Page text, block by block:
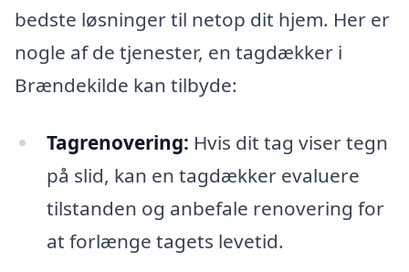
bedste løsninger til netop dit hjem. Her er
nogle af de tjenester, en tagdækker i
Brændekilde kan tilbyde:
Tagrenovering: Hvis dit tag viser tegn
på slid, kan en tagdækker evaluere
tilstanden og anbefale renovering for
at forlænge tagets levetid.